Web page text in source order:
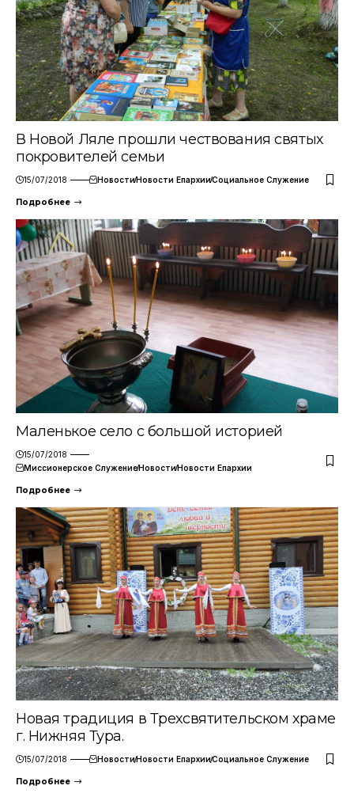
В Новой Ляле прошли чествования святых
покровителей семьи
15/07/2018 НовостиНовости ЕпархииСоциальное Служение
Подробнее
Маленькое село с большой историей
15/07/2018
Миссионерское СлужениеНовостиНовости Епархии
Подробнее
Новая традиция в Трехсвятительском храме
г. Нижняя Тура.
15/07/2018 НовостиНовости ЕпархииСоциальное Служение
Подробнее